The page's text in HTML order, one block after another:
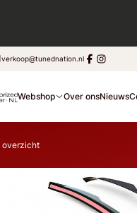
verkoop@tunednation.nl
Webshop Over onsNieuws
overzicht